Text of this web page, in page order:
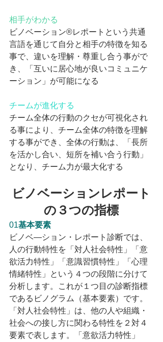
相手がわかる
ビノベーション®︎レポートという共通
言語を通じて自分と相手の特徴を知る
事で、違いを理解・尊重し合う事がで
き、「互いに居心地が良いコミュニケ
ーション」が可能になる
チームが進化する
チーム全体の行動のクセが可視化され
る事により、チーム全体の特徴を理解
する事ができ、全体の行動は、「長所
を活かし合い、短所を補い合う行動」
となり、チーム力が最大化する
​ビノベーションレポート
の３つの指標
01基本要素
ビノベ―ション・レポート診断では、
人の行動特性を「対人社会特性」「意
欲活力特性」「意識習慣特性」「心理
情緒特性」という４つの段階に分けて
分析します。これが１つ目の診断指標
であるビノグラム（基本要素）です。
「対人社会特性」は、他の人や組織・
社会への接し方に関わる特性を２対４
要素で表します。「意欲活力特性」